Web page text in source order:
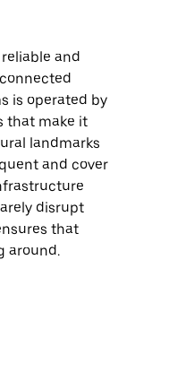
and
is operated by
that make it
landmarks
and cover
disrupt
that
around.